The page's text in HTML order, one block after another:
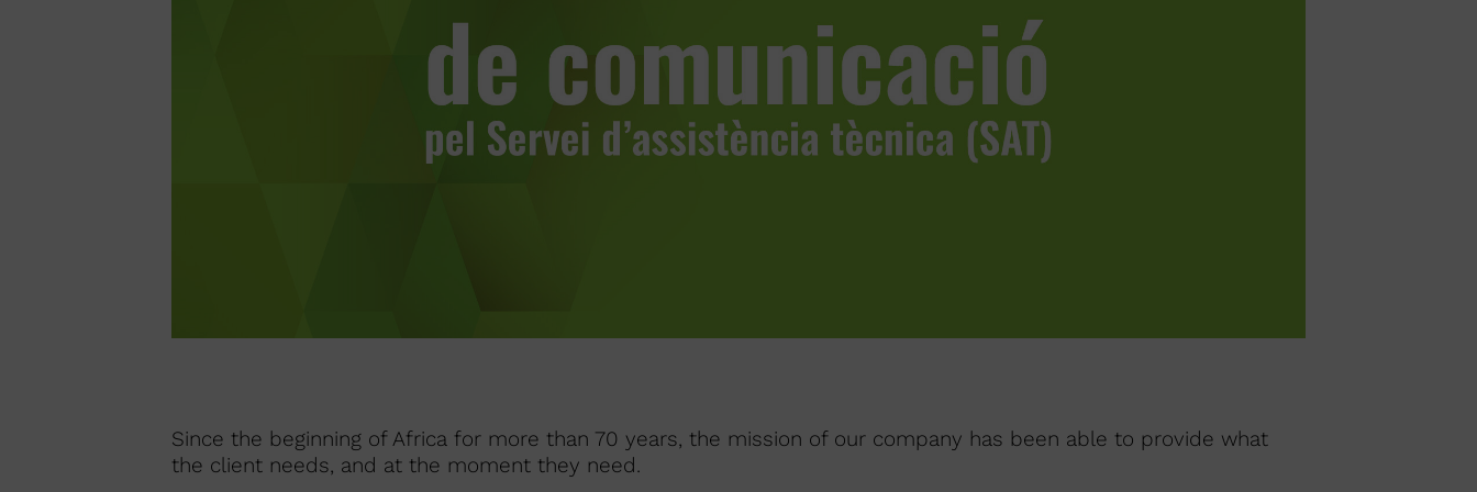
Since the beginning of Africa for more than 70 years, the mission of our company has been able to provide what
the client needs, and at the moment they need.